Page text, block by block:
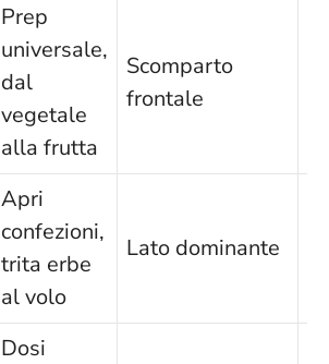
Prep
universale,
dal
vegetale
alla frutta
Scomparto
frontale
Apri
confezioni,
trita erbe
al volo
Lato dominante
Dosi